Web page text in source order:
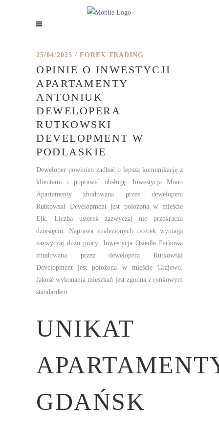
25/04/2025 FOREX TRADING
OPINIE O INWESTYCJI
APARTAMENTY
ANTONIUK
DEWELOPERA
RUTKOWSKI
DEVELOPMENT W
PODLASKIE
Deweloper powinien zadbać o lepszą komunikację z
klientami i poprawić obsługę. Inwestycja Mono
Apartamenty zbudowana przez dewelopera
Rutkowski Development jest położona w mieście
Ełk. Liczba usterek zazwyczaj nie przekracza
dziesięciu. Naprawa znalezionych usterek wymaga
zazwyczaj dużo pracy. Inwestycja Osiedle Parkowa
zbudowana przez dewelopera Rutkowski
Development jest położona w mieście Grajewo.
Jakość wykonania mieszkań jest zgodna z rynkowym
standardem.
UNIKAT
GDAŃSK